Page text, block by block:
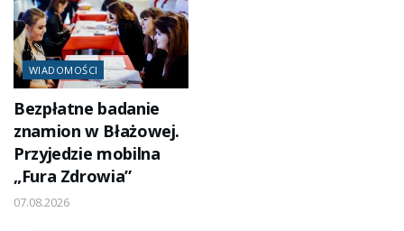
WIADOMOŚCI
Bezpłatne badanie
znamion w Błażowej.
Przyjedzie mobilna
„Fura Zdrowia”
07.08.2026